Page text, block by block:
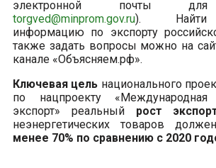
электронной почты для
torgved@minprom.gov.ru). Найти
информацию по экспорту
также задать вопросы можно на
канале «Объясняем.рф».
Ключевая цель национального
по нацпроекту
экспорт» реальныйрост
неэнергетических товаров
менее 70% по сравнению с 2020